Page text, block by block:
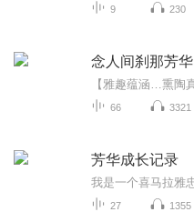
9 230
念人间刹那芳华
66 3321
芳华成长记录
27 1355